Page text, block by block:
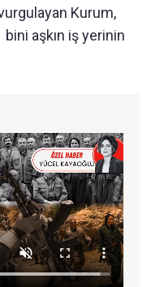
vurgulayan Kurum,
aşkın iş yerinin